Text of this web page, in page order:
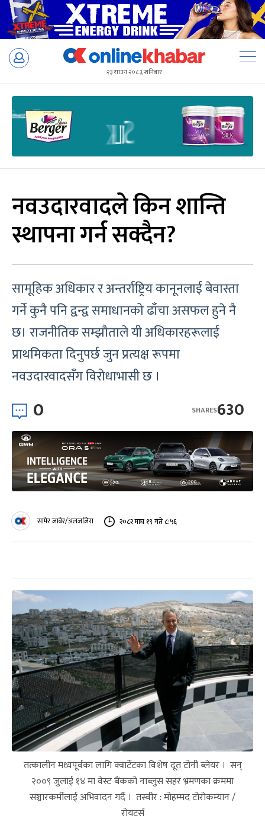
Skip
२३ साउन २०८३, शनिबार
नवउदारवादले किन शान्ति
स्थापना गर्न सक्दैन?
सामूहिक अधिकार र अन्तर्राष्ट्रिय कानूनलाई बेवास्ता
गर्ने कुनै पनि द्वन्द्व समाधानको ढाँचा असफल हुने नै
छ। राजनीतिक सम्झौताले यी अधिकारहरूलाई
प्राथमिकता दिनुपर्छ जुन प्रत्यक्ष रूपमा
नवउदारवादसँग विरोधाभासी छ ।
0 630
SHARES
सामेर जाबेर/अलजजिरा २०८२ माघ १९ गते ८:५६
तत्कालीन मध्यपूर्वका लागि क्वार्टेटका विशेष दूत टोनी ब्लेयर । सन्
२००९ जुलाई १४ मा वेस्ट बैंकको नाब्लुस सहर भ्रमणका क्रममा
सञ्चारकर्मीलाई अभिवादन गर्दै । तस्वीर : मोहम्मद टोरोकम्यान /
रोयटर्स